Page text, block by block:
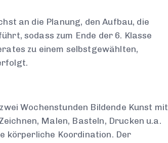
an die Planung, den Aufbau, die
sodass zum Ende der 6. Klasse
zu einem selbstgewählten,
Wochenstunden Bildende Kunst mit
Malen, Basteln, Drucken u.a.
körperliche Koordination. Der